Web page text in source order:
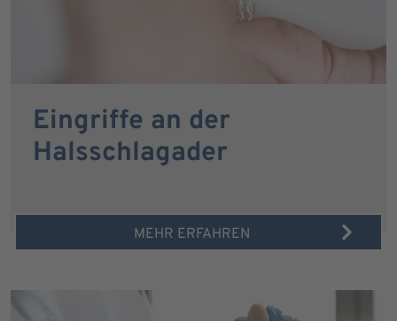
Eingriffe an der
Halsschlagader
MEHR ERFAHREN